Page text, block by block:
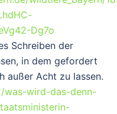
Dg7o
Schreiben der
in dem gefordert
außer Acht zu lassen.
was-wird-das-denn-